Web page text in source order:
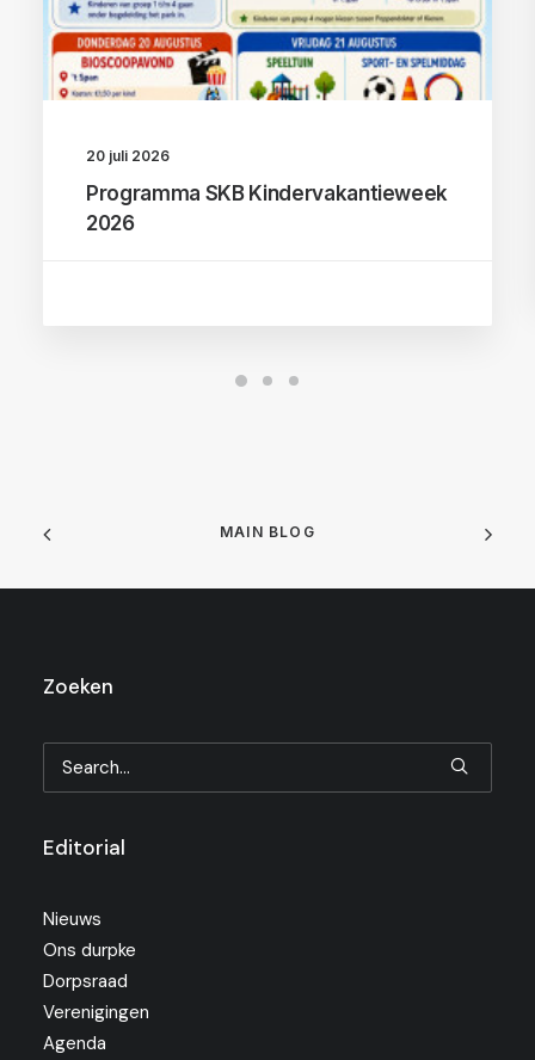
20 juli 2026
Programma SKB Kindervakantieweek
2026
MAIN BLOG
Zoeken
Editorial
Nieuws
Ons durpke
Dorpsraad
Verenigingen
Agenda